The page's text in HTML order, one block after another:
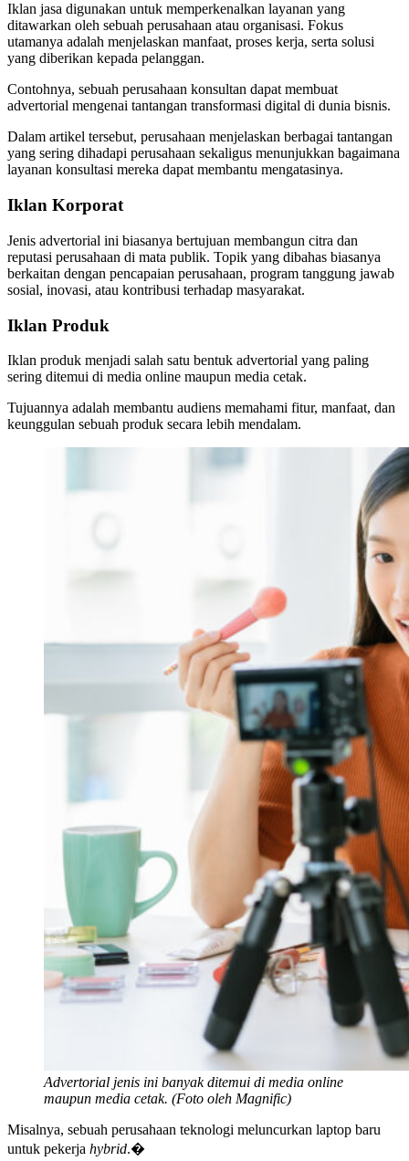
Iklan jasa digunakan untuk memperkenalkan layanan yang
ditawarkan oleh sebuah perusahaan atau organisasi. Fokus
utamanya adalah menjelaskan manfaat, proses kerja, serta solusi
yang diberikan kepada pelanggan.
Contohnya, sebuah perusahaan konsultan dapat membuat
advertorial mengenai tantangan transformasi digital di dunia bisnis.
Dalam artikel tersebut, perusahaan menjelaskan berbagai tantangan
yang sering dihadapi perusahaan sekaligus menunjukkan bagaimana
layanan konsultasi mereka dapat membantu mengatasinya.
Iklan Korporat
Jenis advertorial ini biasanya bertujuan membangun citra dan
reputasi perusahaan di mata publik. Topik yang dibahas biasanya
berkaitan dengan pencapaian perusahaan, program tanggung jawab
sosial, inovasi, atau kontribusi terhadap masyarakat.
Iklan Produk
Iklan produk menjadi salah satu bentuk advertorial yang paling
sering ditemui di media online maupun media cetak.
Tujuannya adalah membantu audiens memahami fitur, manfaat, dan
keunggulan sebuah produk secara lebih mendalam.
Advertorial jenis ini banyak ditemui di media online
maupun media cetak. (Foto oleh Magnific)
Misalnya, sebuah perusahaan teknologi meluncurkan laptop baru
untuk pekerja hybrid.�